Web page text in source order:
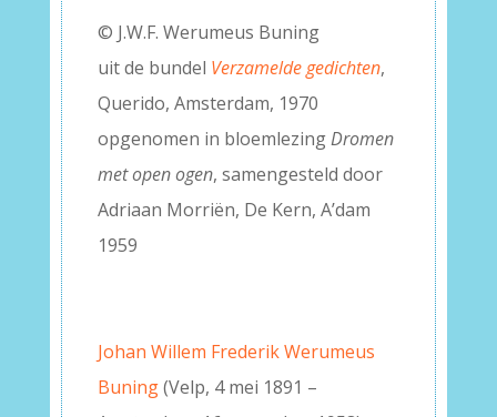
© J.W.F. Werumeus Buning
uit de bundel Verzamelde gedichten,
Querido, Amsterdam, 1970
opgenomen in bloemlezingDromen
met open ogen, samengesteld door
Adriaan Morriën, De Kern, A’dam
1959
Johan Willem Frederik Werumeus
Buning(Velp, 4 mei 1891 –